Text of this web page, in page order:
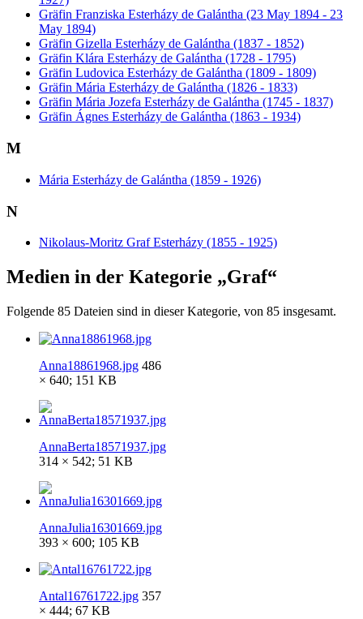
Gräfin Franziska Esterházy de Galántha (23 May 1894 - 23
May 1894)
Gräfin Gizella Esterházy de Galántha (1837 - 1852)
Gräfin Klára Esterházy de Galántha (1728 - 1795)
Gräfin Ludovica Esterházy de Galántha (1809 - 1809)
Gräfin Mária Esterházy de Galántha (1826 - 1833)
Gräfin Mária Jozefa Esterházy de Galántha (1745 - 1837)
Gräfin Ágnes Esterházy de Galántha (1863 - 1934)
M
Mária Esterházy de Galántha (1859 - 1926)
N
Nikolaus-Moritz Graf Esterházy (1855 - 1925)
Medien in der Kategorie „Graf“
Folgende 85 Dateien sind in dieser Kategorie, von 85 insgesamt.
Anna18861968.jpg 486
× 640; 151 KB
AnnaBerta18571937.jpg
314 × 542; 51 KB
AnnaJulia16301669.jpg
393 × 600; 105 KB
Antal16761722.jpg 357
× 444; 67 KB